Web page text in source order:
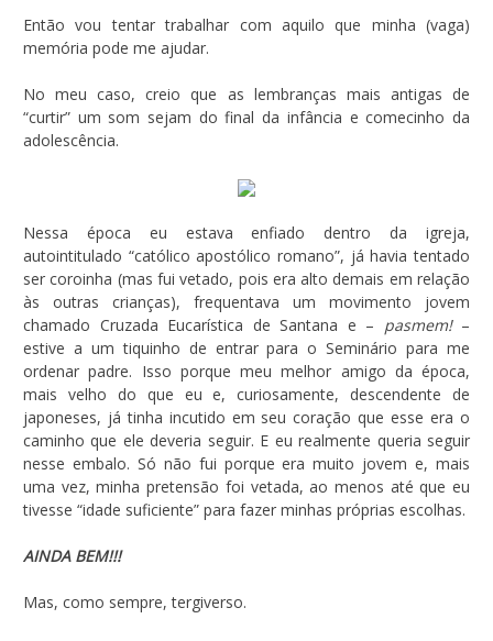
Então vou tentar trabalhar com aquilo que minha (vaga)
memória pode me ajudar.
No meu caso, creio que as lembranças mais antigas de
“curtir” um som sejam do final da infância e comecinho da
adolescência.
Nessa época eu estava enfiado dentro da igreja,
autointitulado “católico apostólico romano”, já havia tentado
ser coroinha (mas fui vetado, pois era alto demais em relação
às outras crianças), frequentava um movimento jovem
chamado Cruzada Eucarística de Santana e – pasmem!–
estive a um tiquinho de entrar para o Seminário para me
ordenar padre. Isso porque meu melhor amigo da época,
mais velho do que eu e, curiosamente, descendente de
japoneses, já tinha incutido em seu coração que esse era o
caminho que ele deveria seguir. E eu realmente queria seguir
nesse embalo. Só não fui porque era muito jovem e, mais
uma vez, minha pretensão foi vetada, ao menos até que eu
tivesse “idade suficiente” para fazer minhas próprias escolhas.
AINDA BEM!!!
Mas, como sempre, tergiverso.